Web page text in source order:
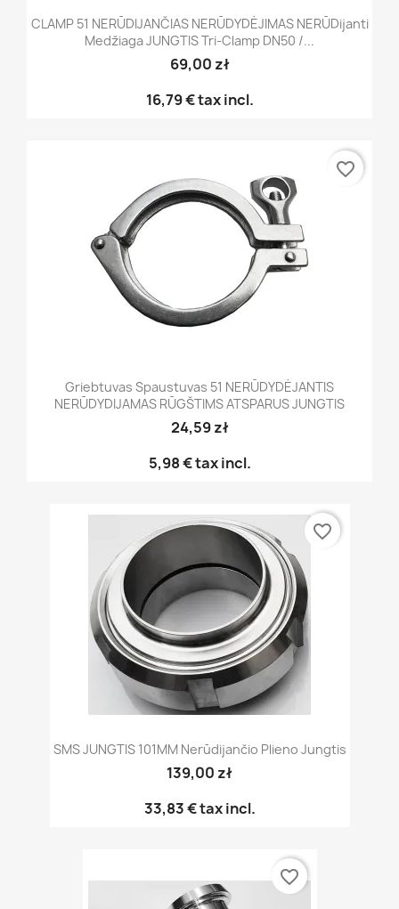
CLAMP 51 NERŪDIJANČIAS NERŪDYDĖJIMAS NERŪDijanti
Medžiaga JUNGTIS Tri-Clamp DN50 /...
69,00 zł
16,79 €tax incl.
Griebtuvas Spaustuvas 51 NERŪDYDĖJANTIS
NERŪDYDIJAMAS RŪGŠTIMS ATSPARUS JUNGTIS
24,59 zł
5,98 €tax incl.
favorite_border
SMS JUNGTIS 101MM Nerūdijančio Plieno Jungtis
139,00 zł
33,83 €tax incl.
favorite_border
favorite_border